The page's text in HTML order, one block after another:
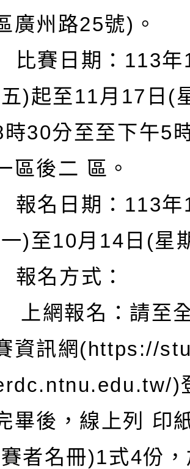
廣州路25號)。
賽日期：113年
)起至11月17日(
時30分至至下午5
區後二 區。
名日期：113年
)至10月14日(星
名方式：
上網報名：請至
資訊網(https://
)
畢後，線上列 印
者名冊)1式4份